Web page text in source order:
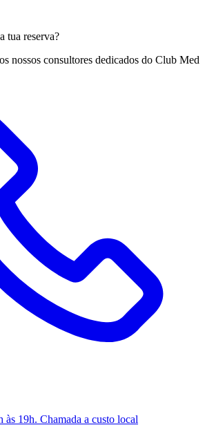
tua reserva?
nossos consultores dedicados do Club Med
às 19h. Chamada a custo local